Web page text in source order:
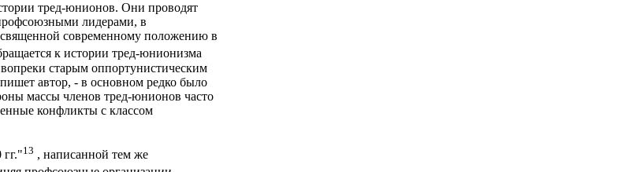
тред-юнионов. Они проводят
лидерами, в
современному положению в
к истории тред-юнионизма
старым оппортунистическим
автор, - в основном редко было
массы членов тред-юнионов часто
конфликты с классом
13 , написанной тем же